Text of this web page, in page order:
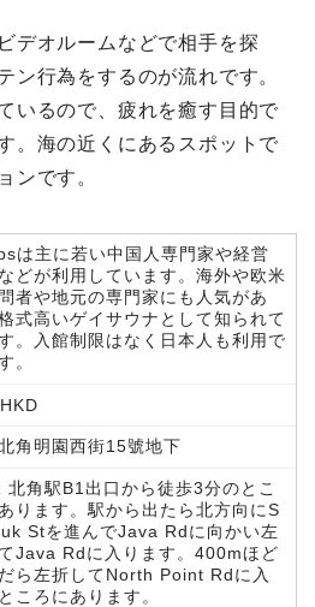
デオルームなどで相手を探
ン行為をするのが流れです。
いるので、疲れを癒す目的で
。海の近くにあるスポットで
ンです。
は主に若い中国人専門家や経営
どが利用しています。海外や欧米
者や地元の専門家にも人気があ
式高いゲイサウナとして知られて
。入館制限はなく日本人も利用で
。
角明園西街15號地下
北角駅B1出口から徒歩3分のとこ
ります。駅から出たら北方向にS
Stを進んでJava Rdに向かい左
Java Rdに入ります。400mほど
ら左折してNorth Point Rdに入
ころにあります。